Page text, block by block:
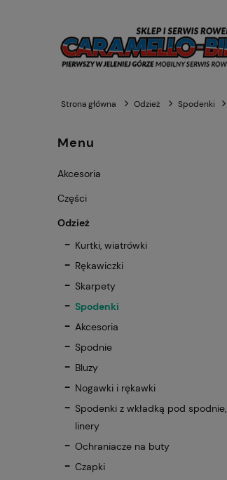
Strona główna Odzież Spodenki
Menu
Akcesoria
Części
Odzież
Kurtki, wiatrówki
Rękawiczki
Skarpety
Spodenki
Akcesoria
Spodnie
Bluzy
Nogawki i rękawki
Spodenki z wkładką pod spodnie,
linery
Ochraniacze na buty
Czapki